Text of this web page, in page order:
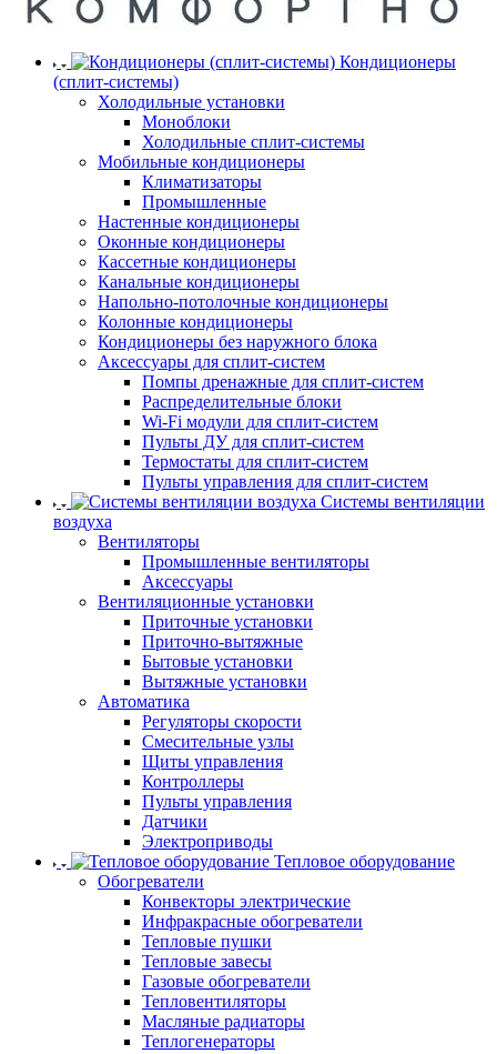
Кондиционеры
(сплит-системы)
Холодильные установки
Моноблоки
Холодильные сплит-системы
Мобильные кондиционеры
Климатизаторы
Промышленные
Настенные кондиционеры
Оконные кондиционеры
Кассетные кондиционеры
Канальные кондиционеры
Напольно-потолочные кондиционеры
Колонные кондиционеры
Кондиционеры без наружного блока
Аксессуары для сплит-систем
Помпы дренажные для сплит-систем
Распределительные блоки
Wi-Fi модули для сплит-систем
Пульты ДУ для сплит-систем
Термостаты для сплит-систем
Пульты управления для сплит-систем
Системы вентиляции
воздуха
Вентиляторы
Промышленные вентиляторы
Аксессуары
Вентиляционные установки
Приточные установки
Приточно-вытяжные
Бытовые установки
Вытяжные установки
Автоматика
Регуляторы скорости
Смесительные узлы
Щиты управления
Контроллеры
Пульты управления
Датчики
Электроприводы
Тепловое оборудование
Обогреватели
Конвекторы электрические
Инфракрасные обогреватели
Тепловые пушки
Тепловые завесы
Газовые обогреватели
Тепловентиляторы
Масляные радиаторы
Теплогенераторы